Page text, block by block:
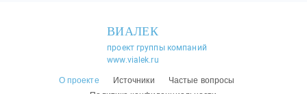
ВИАЛЕК
проект группы компаний
www.vialek.ru
О проекте Источники
Частые вопросы